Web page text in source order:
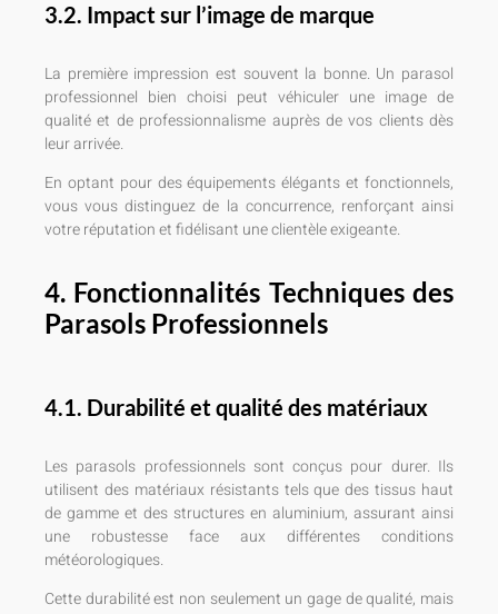
3.2. Impact sur l’image de marque
La première impression est souvent la bonne. Un parasol
professionnel bien choisi peut véhiculer une image de
qualité et de professionnalisme auprès de vos clients dès
leur arrivée.
En optant pour des équipements élégants et fonctionnels,
vous vous distinguez de la concurrence, renforçant ainsi
votre réputation et fidélisant une clientèle exigeante.
4. Fonctionnalités Techniques des
Parasols Professionnels
4.1. Durabilité et qualité des matériaux
Les parasols professionnels sont conçus pour durer. Ils
utilisent des matériaux résistants tels que des tissus haut
de gamme et des structures en aluminium, assurant ainsi
une robustesse face aux différentes conditions
météorologiques.
Cette durabilité est non seulement un gage de qualité, mais